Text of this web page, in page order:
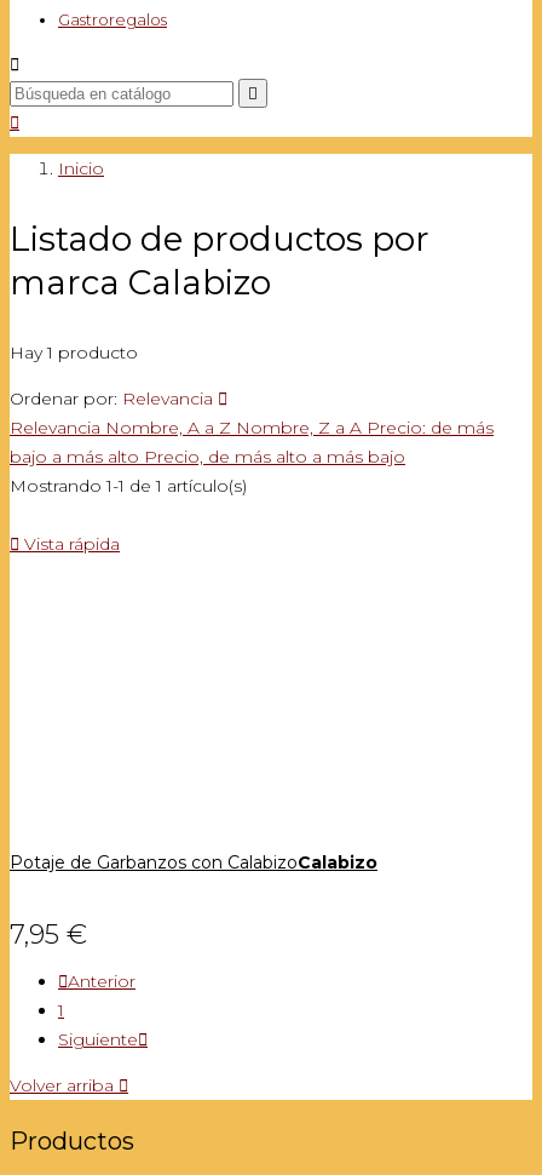
Gastroregalos



Inicio
Listado de productos por
marca Calabizo
Hay 1 producto
Ordenar por: Relevancia 
Relevancia Nombre, A a Z Nombre, Z a A Precio: de más
bajo a más alto Precio, de más alto a más bajo
Mostrando 1-1 de 1 artículo(s)
 Vista rápida
Potaje de Garbanzos con CalabizoCalabizo
7,95 €
Anterior
1
Siguiente
Volver arriba 
Productos